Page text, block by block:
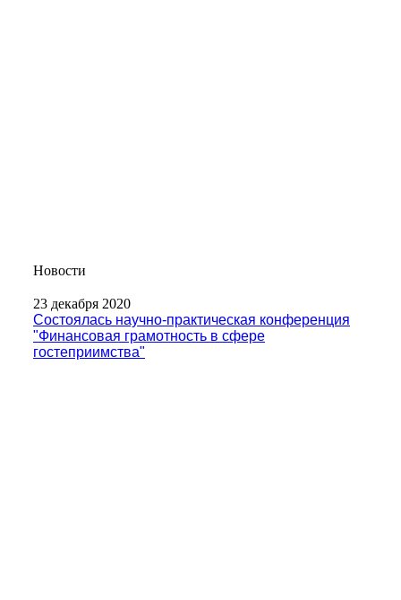
Новости
23 декабря 2020
Состоялась научно-практическая конференция
"Финансовая грамотность в сфере
гостеприимства"